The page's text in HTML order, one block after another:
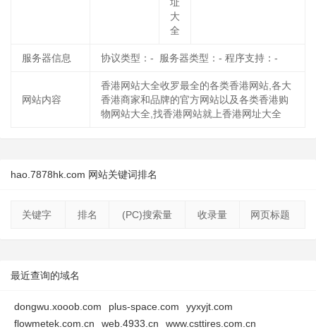
大
全
服务器信息 协议类型：- 服务器类型：- 程序支持：-
网站内容
香港网站大全收罗最全的各类香港网站,各大
香港商家和品牌的官方网站以及各类香港购
物网站大全,找香港网站就上香港网址大全
hao.7878hk.com 网站关键词排名
关键字 排名 (PC)搜索量 收录量 网页标题
最近查询的域名
dongwu.xooob.com plus-space.com
yyxyjt.com
flowmetek.com.cn
web.4933.cn
www.csttires.com.cn